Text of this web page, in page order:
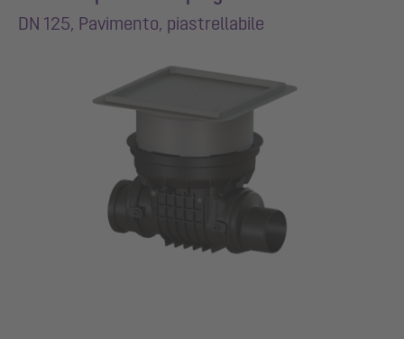
DN 125, Pavimento, piastrellabile